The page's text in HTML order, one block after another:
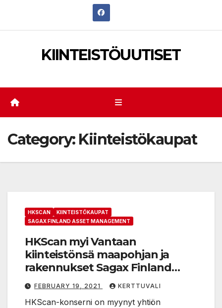
KIINTEISTÖUUTISET
Category: Kiinteistökaupat
HKSCAN
KIINTEISTÖKAUPAT
SAGAX FINLAND ASSET MANAGEMENT
HKScan myi Vantaan
kiinteistönsä maapohjan ja
rakennukset Sagax Finland
Asset Managementille
FEBRUARY 19, 2021 KERTTUVALI
HKScan-konserni on myynyt yhtiön